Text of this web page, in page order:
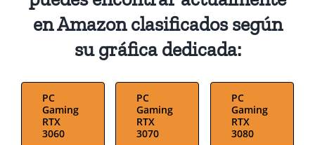
en Amazon clasificados según
su gráfica dedicada:
PC
Gaming
RTX
3060
PC
Gaming
RTX
3070
PC
Gaming
RTX
3080